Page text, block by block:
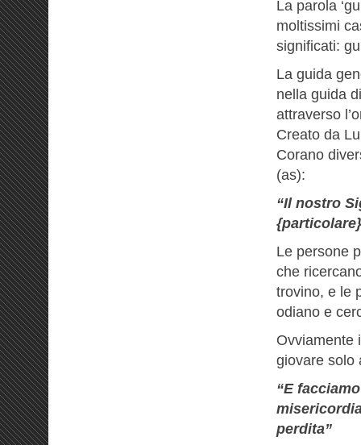
La parola
moltissimi
significati:
La guida
nella guida
attraverso
Creato da
Corano
(as):
“Il nostro
Le persone
che
trovino, e le
odiano e
Ovviamente
giovare solo
“E
perdita”